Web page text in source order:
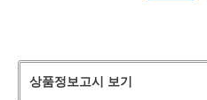
상품정보고시 보기